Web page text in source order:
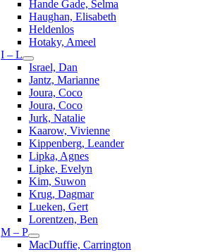
Hande Gade, Selma
Haughan, Elisabeth
Heldenlos
Hotaky, Ameel
I – L
Israel, Dan
Jantz, Marianne
Joura, Coco
Joura, Coco
Jurk, Natalie
Kaarow, Vivienne
Kippenberg, Leander
Lipka, Agnes
Lipke, Evelyn
Kim, Suwon
Krug, Dagmar
Lueken, Gert
Lorentzen, Ben
M – P
MacDuffie, Carrington